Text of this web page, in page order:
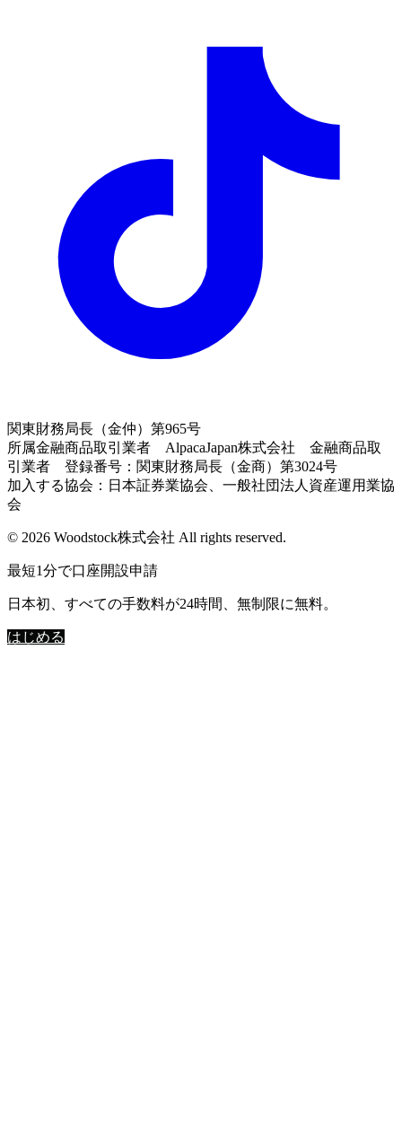
関東財務局長（金仲）第965号
所属金融商品取引業者 AlpacaJapan株式会社 金融商品取
引業者 登録番号：関東財務局長（金商）第3024号
加入する協会：日本証券業協会、一般社団法人資産運用業協
会
© 2026 Woodstock株式会社 All rights reserved.
最短1分で口座開設申請
日本初、すべての手数料が24時間、無制限に無料。
はじめる